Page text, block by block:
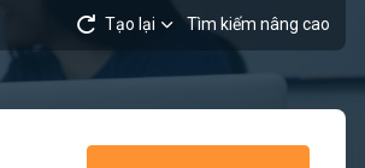
Tạo lại Tìm kiếm nâng cao